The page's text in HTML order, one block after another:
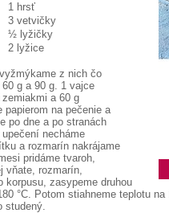
1 hrsť
3 vetvičky
½ lyžičky
2 lyžice
z nich čo
g a 90 g. 1 vajce
a 60 g
papierom na pečenie a
po dne a po stranách
necháme
a rozmarín nakrájame
pridáme tvaroh,
vňate, rozmarín,
korpusu, zasypeme druhou
°C. Potom stiahneme teplotu
studený.